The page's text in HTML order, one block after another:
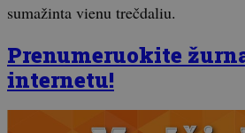
sumažinta vienu trečdaliu.
Prenumeruokite
internetu!